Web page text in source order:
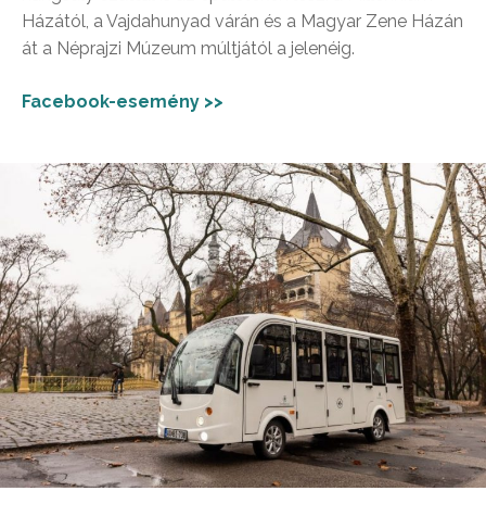
Házától, a Vajdahunyad várán és a Magyar Zene Házán
át a Néprajzi Múzeum múltjától a jelenéig.
Facebook-esemény >>